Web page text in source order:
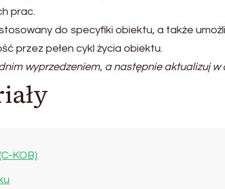
prac.
do specyfiki obiektu, a także
przez pełen cykl życia obiektu.
wyprzedzeniem, a następnie aktualizuj w
KOB)